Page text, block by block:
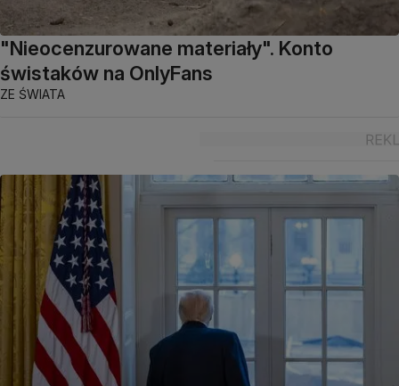
"Nieocenzurowane materiały". Konto
świstaków na OnlyFans
ZE ŚWIATA